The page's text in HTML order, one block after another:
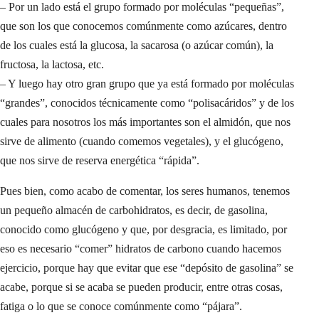
– Por un lado está el grupo formado por moléculas “pequeñas”,
que son los que conocemos comúnmente como azúcares, dentro
de los cuales está la glucosa, la sacarosa (o azúcar común), la
fructosa, la lactosa, etc.
– Y luego hay otro gran grupo que ya está formado por moléculas
“grandes”, conocidos técnicamente como “polisacáridos” y de los
cuales para nosotros los más importantes son el almidón, que nos
sirve de alimento (cuando comemos vegetales), y el glucógeno,
que nos sirve de reserva energética “rápida”.
Pues bien, como acabo de comentar, los seres humanos, tenemos
un pequeño almacén de carbohidratos, es decir, de gasolina,
conocido como glucógeno y que, por desgracia, es limitado, por
eso es necesario “comer” hidratos de carbono cuando hacemos
ejercicio, porque hay que evitar que ese “depósito de gasolina” se
acabe, porque si se acaba se pueden producir, entre otras cosas,
fatiga o lo que se conoce comúnmente como “pájara”.